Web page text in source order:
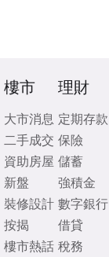
樓市
大市消息
二手成交
資助房屋
新盤
裝修設計
按揭
樓市熱話
理財
定期存款
保險
儲蓄
強積金
數字銀行
借貸
稅務